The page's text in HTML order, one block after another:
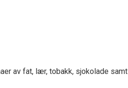
av fat, lær, tobakk, sjokolade samt